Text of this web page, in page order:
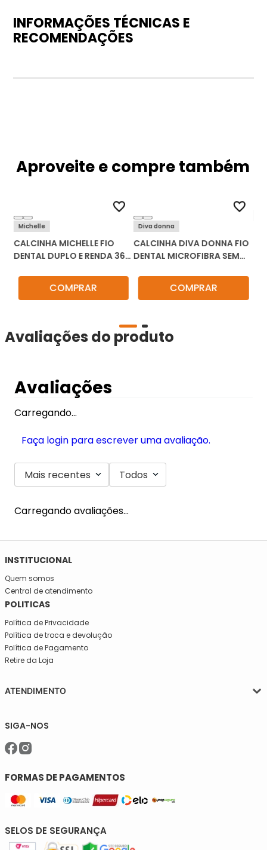
INFORMAÇÕES TÉCNICAS E
RECOMENDAÇÕES
Aproveite e compre também
Michelle
CALCINHA MICHELLE FIO
DENTAL DUPLO E RENDA 3617
COMPRAR
Diva donna
CALCINHA DIVA DONNA FIO
DENTAL MICROFIBRA SEM
COMPRAR
Avaliações do produto
Avaliações
Carregando…
Faça login para escrever uma avaliação.
Mais recentes Todos
Carregando avaliações…
SE INSCREVA NA NOSSA NEWSLETTER!
Fique por dentro e seja informado em primeira mão de todas
as novidades da Mega São José!
INSTITUCIONAL
Central de atendimento
Política de Privacidade
Política de troca e devolução
Política de Pagamento
ATENDIMENTO
Sexta, das 08:30 às 16h30.
Telefone: (11)5627-7800
SIGA-NOS